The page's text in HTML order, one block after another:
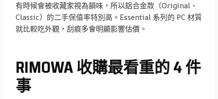
有時候會被收藏家視為韻味，所以鋁合金款（Original、
Classic）的二手保值率特別高。Essential 系列的 PC 材質
就比較吃外觀，刮痕多會明顯影響估價。
RIMOWA 收購最看重的 4 件
事